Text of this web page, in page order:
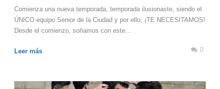
Comienza una nueva temporada, temporada ilusionaste, siendo el
ÚNICO equipo Senior de la Ciudad y por ello, ¡TE NECESITAMOS!
Desde el comienzo, soñamos con este...
Leer más 0